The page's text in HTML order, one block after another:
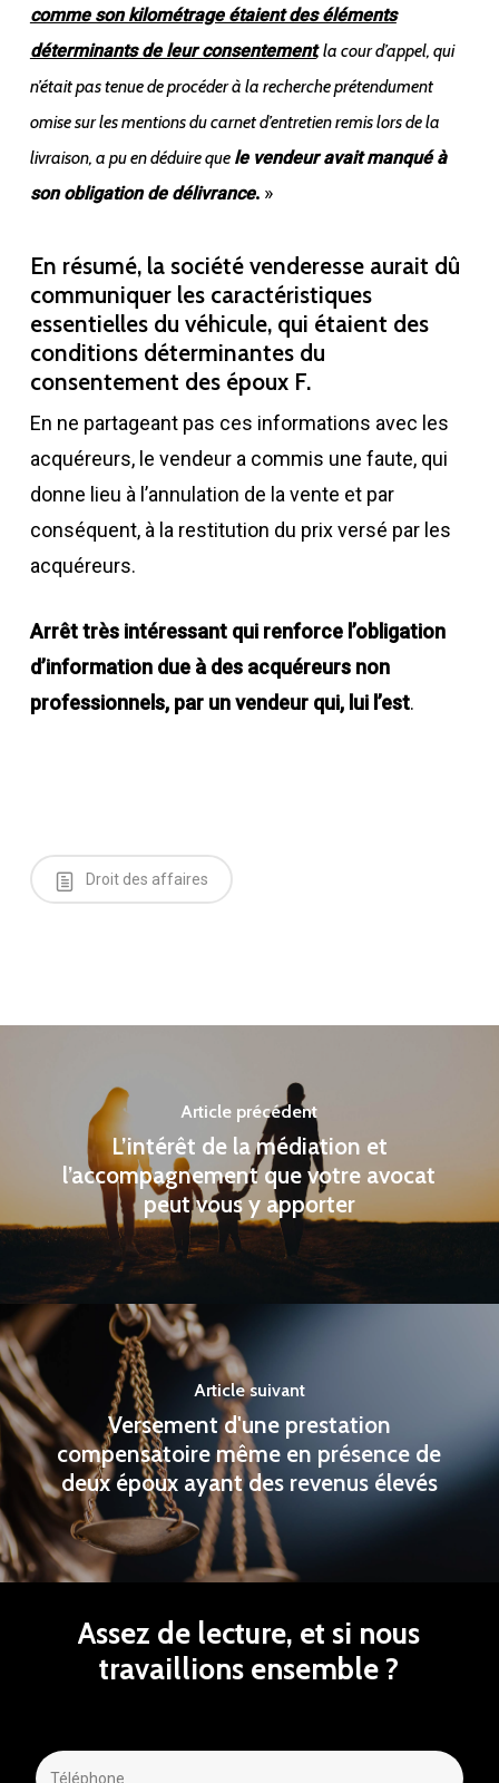
comme son kilométrage étaient des éléments
déterminants de leur consentement, la cour d’appel, qui
n’était pas tenue de procéder à la recherche prétendument
omise sur les mentions du carnet d’entretien remis lors de la
livraison, a pu en déduire que le vendeur avait manqué à
son obligation de délivrance. »
En résumé, la société venderesse aurait dû
communiquer les caractéristiques
essentielles du véhicule, qui étaient des
conditions déterminantes du
consentement des époux F.
En ne partageant pas ces informations avec les
acquéreurs, le vendeur a commis une faute, qui
donne lieu à l’annulation de la vente et par
conséquent, à la restitution du prix versé par les
acquéreurs.
Arrêt très intéressant qui renforce l’obligation
d’information due à des acquéreurs non
professionnels, par un vendeur qui, lui l’est.
Droit des affaires
Article précédent
L’intérêt de la médiation et
l’accompagnement que votre avocat
peut vous y apporter
Article suivant
Versement d'une prestation
compensatoire même en présence de
deux époux ayant des revenus élevés
Assez de lecture, et si nous
travaillions ensemble ?